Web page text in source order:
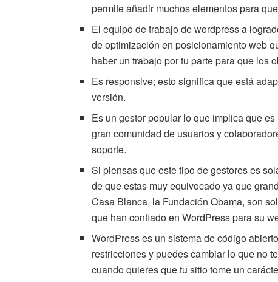
permite añadir muchos elementos para
El equipo de trabajo de wordpress a
de optimización en posicionamiento web
haber un trabajo por tu parte para que los
Es responsive; esto significa que está
versión.
Es un gestor popular lo que implica que
gran comunidad de usuarios y
soporte.
Si piensas que este tipo de gestores es
de que estas muy equivocado ya que
Casa Blanca, la Fundación Obama, son
que han confiado en WordPress para su
WordPress es un sistema de código
restricciones y puedes cambiar lo que no
cuando quieres que tu sitio tome un